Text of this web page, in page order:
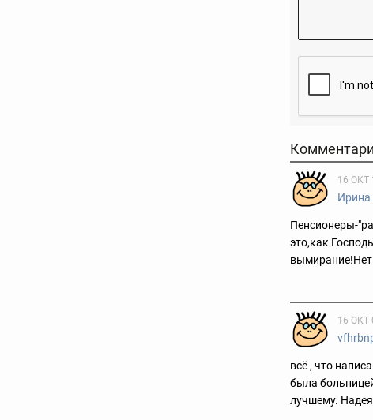
16 ОКТ
Ирина
Пенсионеры-
это,как
вымирание!Нет
16 ОКТ
всё , что
была
лучшему.